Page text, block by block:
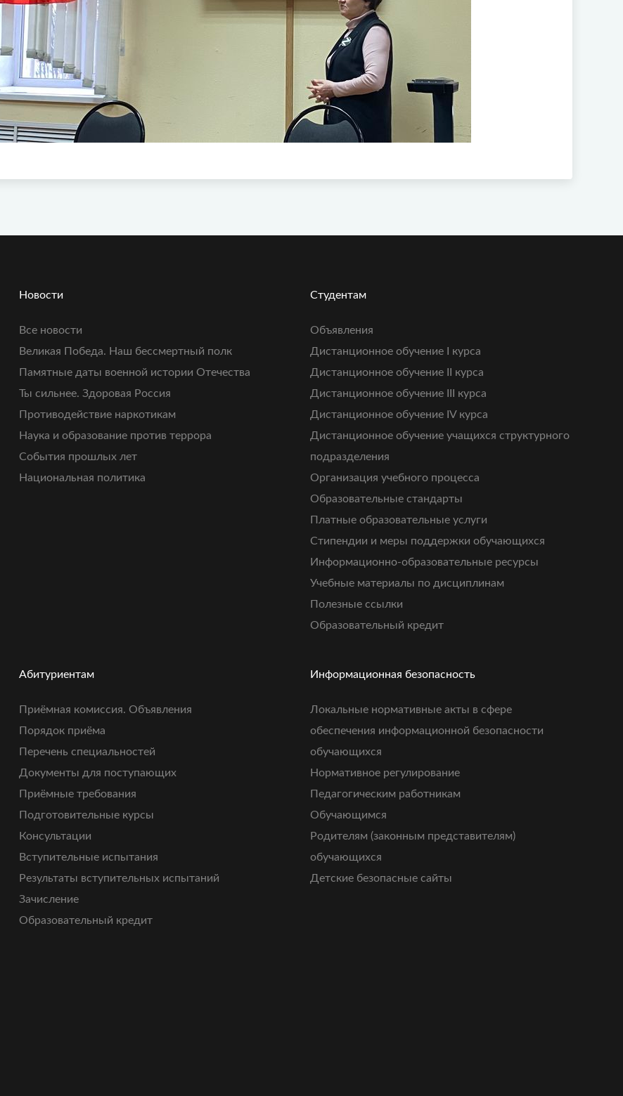
Новости
Все новости
Великая Победа. Наш бессмертный полк
Памятные даты военной истории Отечества
Ты сильнее. Здоровая Россия
Противодействие наркотикам
Наука и образование против террора
События прошлых лет
Национальная политика
Студентам
Объявления
Дистанционное обучение I курса
Дистанционное обучение II курса
Дистанционное обучение III курса
Дистанционное обучение IV курса
Дистанционное обучение учащихся структурного
подразделения
Организация учебного процесса
Образовательные стандарты
Платные образовательные услуги
Стипендии и меры поддержки обучающихся
Информационно-образовательные ресурсы
Учебные материалы по дисциплинам
Полезные ссылки
Образовательный кредит
Абитуриентам
Приёмная комиссия. Объявления
Порядок приёма
Перечень специальностей
Документы для поступающих
Приёмные требования
Подготовительные курсы
Консультации
Вступительные испытания
Результаты вступительных испытаний
Зачисление
Образовательный кредит
Информационная безопасность
Локальные нормативные акты в сфере
обеспечения информационной безопасности
обучающихся
Нормативное регулирование
Педагогическим работникам
Обучающимся
Родителям (законным представителям)
обучающихся
Детские безопасные сайты